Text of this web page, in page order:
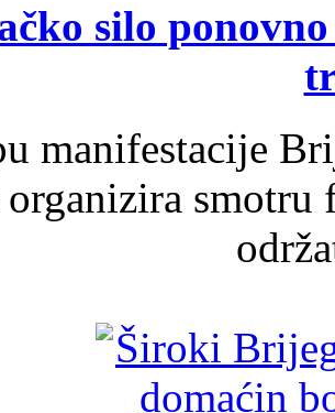
silo
manifestacije